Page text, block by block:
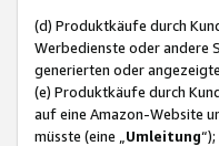
(d) Produktkäufe durch
Werbedienste oder andere
generierten oder
(e) Produktkäufe durch
auf eine Amazon-Website
müsste (eine „ Umleitung“);